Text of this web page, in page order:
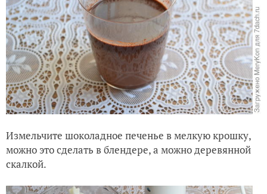
Измельчите шоколадное печенье в мелкую крошку,
можно это сделать в блендере, а можно деревянной
скалкой.